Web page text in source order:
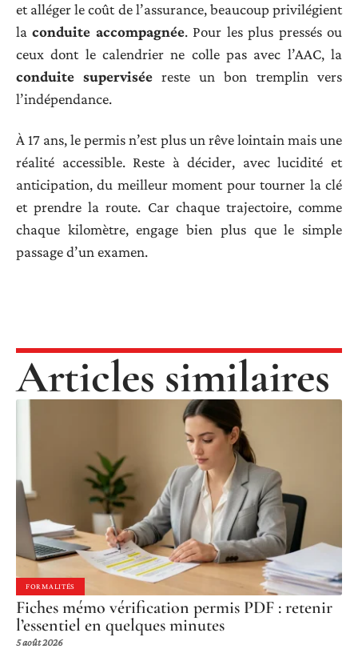
et alléger le coût de l’assurance, beaucoup privilégient
laconduite accompagnée. Pour les plus pressés ou
ceux dont le calendrier ne colle pas avec l’AAC, la
conduite supervisée reste un bon tremplin vers
l’indépendance.
À 17 ans, le permis n’est plus un rêve lointain mais une
réalité accessible. Reste à décider, avec lucidité et
anticipation, du meilleur moment pour tourner la clé
et prendre la route. Car chaque trajectoire, comme
chaque kilomètre, engage bien plus que le simple
passage d’un examen.
Articles similaires
FORMALITÉS
Fiches mémo vérification permis PDF : retenir
l’essentiel en quelques minutes
5 août 2026